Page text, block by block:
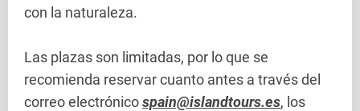
con la naturaleza.
Las plazas son limitadas, por lo que se
recomienda reservar cuanto antes a través del
correo electrónicospain@islandtours.es, los